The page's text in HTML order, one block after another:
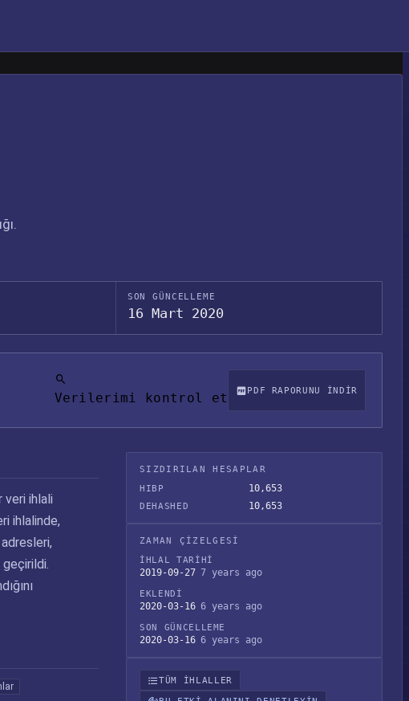
SON GÜNCELLEME
16 Mart 2020
Verilerimi kontrol et PDF RAPORUNU INDIR
veri ihlali
ihlalinde,
SIZDIRILAN HESAPLAR
HIBP
10,653
DEHASHED 10,653
ZAMAN ÇIZELGESI
İHLAL TARIHI
2019-09-27 7 years ago
EKLENDI
2020-03-16 6 years ago
SON GÜNCELLEME
2020-03-16 6 years ago
TÜM IHLALLER